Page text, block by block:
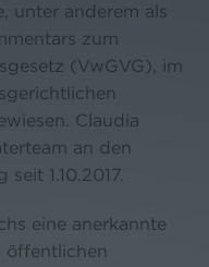
unter anderem als
zum
(VwGVG), im
Claudia
an den
1.10.2017.
eine anerkannte
öffentlichen